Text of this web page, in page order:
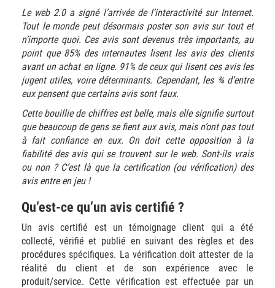
Le web 2.0 a signé l’arrivée de l’interactivité sur Internet.
Tout le monde peut désormais poster son avis sur tout et
n’importe quoi. Ces avis sont devenus très importants, au
point que 85% des internautes lisent les avis des clients
avant un achat en ligne. 91% de ceux qui lisent ces avis les
jugent utiles, voire déterminants. Cependant, les ¾ d’entre
eux pensent que certains avis sont faux.
Cette bouillie de chiffres est belle, mais elle signifie surtout
que beaucoup de gens se fient aux avis, mais n’ont pas tout
à fait confiance en eux. On doit cette opposition à la
fiabilité des avis qui se trouvent sur le web. Sont-ils vrais
ou non ? C’est là que la certification (ou vérification) des
avis entre en jeu !
Qu’est-ce qu’un avis certifié ?
Un avis certifié est un témoignage client qui a été
collecté, vérifié et publié en suivant des règles et des
procédures spécifiques. La vérification doit attester de la
réalité du client et de son expérience avec le
produit/service. Cette vérification est effectuée par un